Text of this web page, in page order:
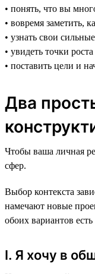
• понять, что вы
• вовремя заметить,
• узнать свои
• увидеть точки
• поставить цели и
Два
Чтобы ваша личная
сфер.
Выбор контекста
намечают новые
обоих вариантов есть
I. Я хочу в